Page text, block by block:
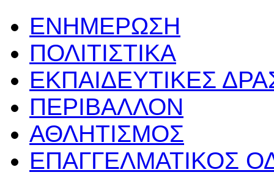
ΕΝΗΜΕΡΩΣΗ
ΠΟΛΙΤΙΣΤΙΚΑ
ΕΚΠΑΙΔΕΥΤΙΚΕΣ
ΠΕΡΙΒΑΛΛΟΝ
ΑΘΛΗΤΙΣΜΟΣ
ΕΠΑΓΓΕΛΜΑΤΙΚΟΣ